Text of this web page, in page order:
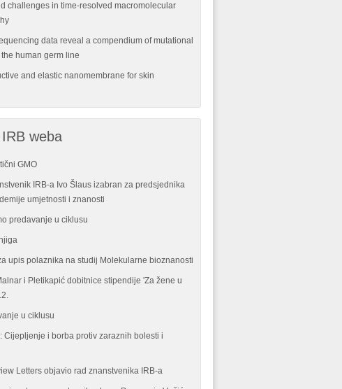
challenges in time-resolved macromolecular
data reveal a compendium of mutational
human germ line
and elastic nanomembrane for skin
weba
GMO
IRB-a Ivo Šlaus izabran za predsjednika
umjetnosti i znanosti
predavanje u ciklusu
upis polaznika na studij Molekularne bioznanosti
i Pletikapić dobitnice stipendije 'Za žene u
u ciklusu
Cijepljenje i borba protiv zaraznih bolesti i
Letters objavio rad znanstvenika IRB-a